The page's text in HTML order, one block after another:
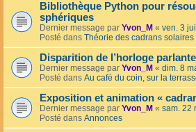
Bibliothèque Python pour
sphériques
Dernier message par Yvon_M « ven. 3
Posté dans Théorie des cadrans solaires
Disparition de l’horloge parlante
Dernier message par Yvon_M « dim. 8
Posté dans Au café du coin, sur la
Exposition et animation «
Dernier message par Yvon_M « sam. 22
Posté dans Annonces